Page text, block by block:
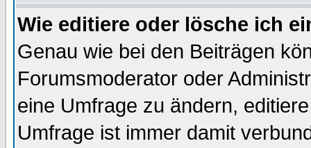
Wie editiere oder lösche ich
Genau wie bei den Beiträgen
Forumsmoderator oder
eine Umfrage zu ändern,
Umfrage ist immer damit